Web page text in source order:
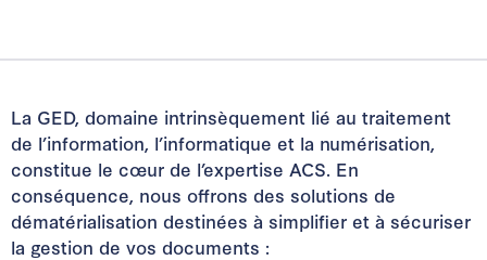
La GED, domaine intrinsèquement lié au traitement
de l’information, l’informatique et la numérisation,
constitue le cœur de l’expertise ACS. En
conséquence, nous offrons des solutions de
dématérialisation destinées à simplifier et à sécuriser
la gestion de vos documents :